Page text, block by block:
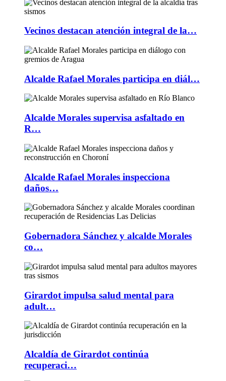
Vecinos destacan atención integral de la…
Alcalde Rafael Morales participa en diál…
Alcalde Morales supervisa asfaltado en
R…
Alcalde Rafael Morales inspecciona
daños…
Gobernadora Sánchez y alcalde Morales
co…
Girardot impulsa salud mental para
adult…
Alcaldía de Girardot continúa
recuperaci…